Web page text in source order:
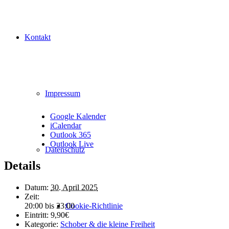
Kontakt
Impressum
Datenschutz
Cookie-Richtlinie
Google Kalender
iCalendar
Outlook 365
Outlook Live
Details
Datum: 30. April 2025
Zeit:
20:00 bis 23:00
Eintritt: 9,90€
Kategorie: Schober & die kleine Freiheit